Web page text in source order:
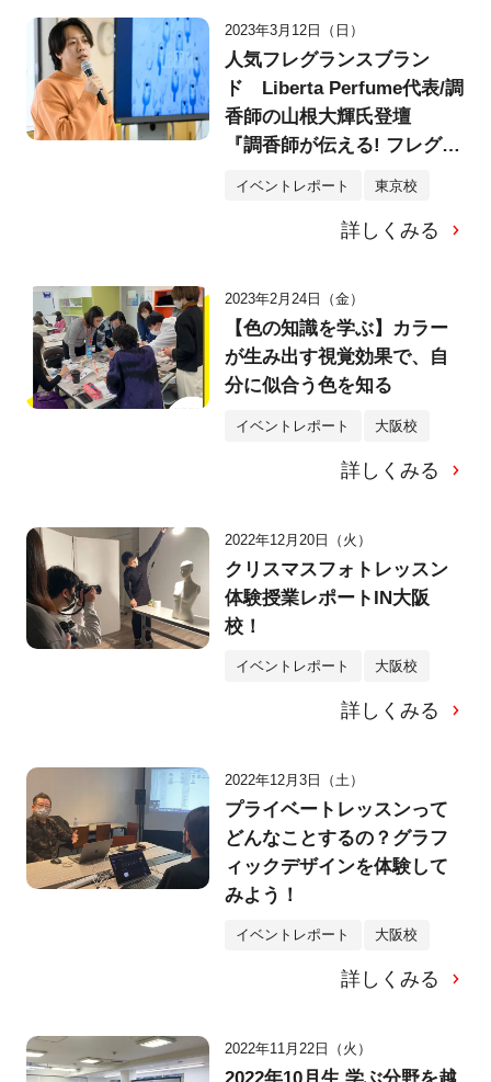
2023年3月12日（日）
人気フレグランスブラン
ド Liberta Perfume代表/調
香師の山根大輝氏登壇
『調香師が伝える! フレグラ
ンスブランドのつくり方・
イベントレポート 東京校
詳しくみる
2023年2月24日（金）
【色の知識を学ぶ】カラー
が生み出す視覚効果で、自
分に似合う色を知る
イベントレポート 大阪校
詳しくみる
2022年12月20日（火）
クリスマスフォトレッスン
体験授業レポートIN大阪
校！
イベントレポート 大阪校
詳しくみる
2022年12月3日（土）
プライベートレッスンって
どんなことするの？グラフ
ィックデザインを体験して
みよう！
イベントレポート 大阪校
詳しくみる
2022年11月22日（火）